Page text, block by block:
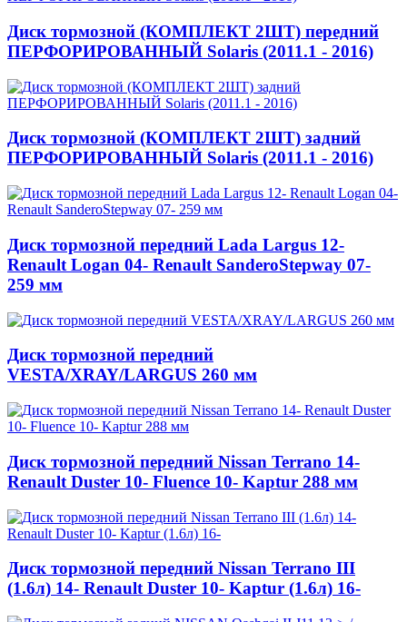
Диск тормозной (КОМПЛЕКТ 2ШТ) передний
ПЕРФОРИРОВАННЫЙ Solaris (2011.1 - 2016)
Диск тормозной (КОМПЛЕКТ 2ШТ) задний
ПЕРФОРИРОВАННЫЙ Solaris (2011.1 - 2016)
Диск тормозной передний Lada Largus 12-
Renault Logan 04- Renault SanderoStepway 07-
259 мм
Диск тормозной передний
VESTA/XRAY/LARGUS 260 мм
Диск тормозной передний Nissan Terrano 14-
Renault Duster 10- Fluence 10- Kaptur 288 мм
Диск тормозной передний Nissan Terrano III
(1.6л) 14- Renault Duster 10- Kaptur (1.6л) 16-